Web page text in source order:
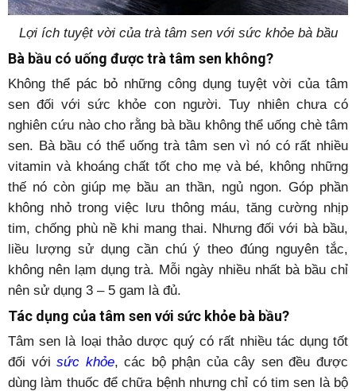
Lợi ích tuyệt vời của trà tâm sen với sức khỏe bà bầu
Bà bầu có uống được trà tâm sen không?
Không thể pác bỏ những công dụng tuyệt vời của tâm
sen đối với sức khỏe con người. Tuy nhiên chưa có
nghiên cứu nào cho rằng bà bầu không thể uống chè tâm
sen. Bà bầu có thể uống trà tâm sen vì nó có rất nhiều
vitamin và khoáng chất tốt cho mẹ và bé, không những
thế nó còn giúp mẹ bầu an thần, ngủ ngon. Góp phần
không nhỏ trong việc lưu thông máu, tăng cường nhịp
tim, chống phù nề khi mang thai. Nhưng đối với bà bầu,
liều lượng sử dụng cần chú ý theo đúng nguyên tắc,
không nên lạm dụng trà. Mỗi ngày nhiều nhất bà bầu chỉ
nên sử dụng 3 – 5 gam là đủ.
Tác dụng của tâm sen với sức khỏe bà bầu?
Tâm sen là loại thảo dược quý có rất nhiều tác dụng tốt
đối vớisức khỏe, các bộ phận của cây sen đều được
dùng làm thuốc để chữa bệnh nhưng chỉ có tim sen là bộ